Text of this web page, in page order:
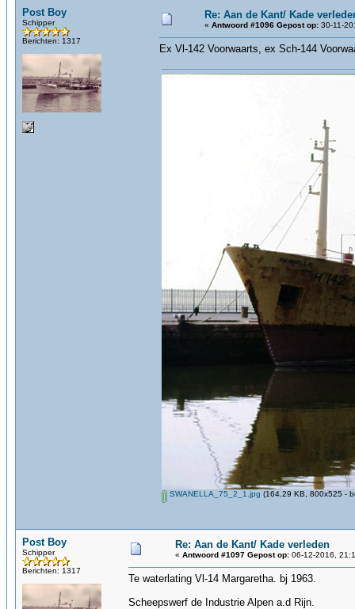
Post Boy
Schipper
Berichten: 1317
Re: Aan de Kant/ Kade
« Antwoord #1096 Gepost op: 30-11-
Ex Vl-142 Voorwaarts, ex Sch-144
SWANELLA_75_2_1.jpg (164.29 KB, 800x525 -
Post Boy
Schipper
Berichten: 1317
Re: Aan de Kant/ Kade verleden
« Antwoord #1097 Gepost op: 06-12-2016,
Te waterlating Vl-14 Margaretha. bj 1963.
Scheepswerf de Industrie Alpen a.d Rijn.